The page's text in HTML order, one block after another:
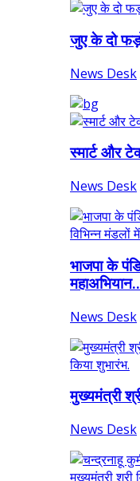
जुए के दो
News Desk
स्मार्ट और
News Desk
भाजपा के
News Desk
मुख्यमंत्री
News Desk